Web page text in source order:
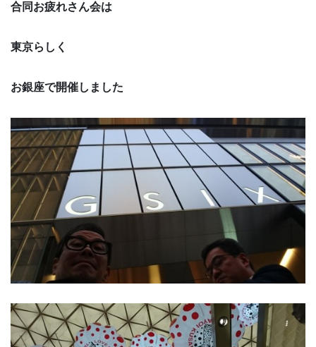
合同お疲れさん会は
東京らしく
お銀座で開催しました